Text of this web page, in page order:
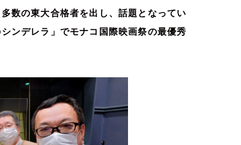
数の東大合格者を出し、話題となってい
ンデレラ」でモナコ国際映画祭の最優秀